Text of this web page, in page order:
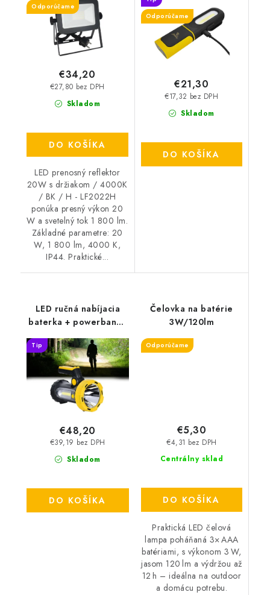
Odporúčame
Skladom
€27,80 bez DPH
€34,20
DO KOŠÍKA
LED prenosný reflektor
20W s držiakom / 4000K
/ BK / H - LF2022H
ponúka presný výkon 20
W a svetelný tok 1 800 lm.
Základné parametre: 20
W, 1 800 lm, 4000 K,
IP44. Praktické...
Odporúčame
Skladom
€17,32 bez DPH
€21,30
DO KOŠÍKA
LED ručná nabíjacia
baterka + powerbank -
Tip
Skladom
€39,19 bez DPH
€48,20
DO KOŠÍKA
Čelovka na batérie
3W/120lm
Odporúčame
Centrálny sklad
€4,31 bez DPH
€5,30
DO KOŠÍKA
Praktická LED čelová
lampa poháňaná 3× AAA
batériami, s výkonom 3 W,
jasom 120 lm a výdržou až
12 h – ideálna na outdoor
a domácu potrebu.